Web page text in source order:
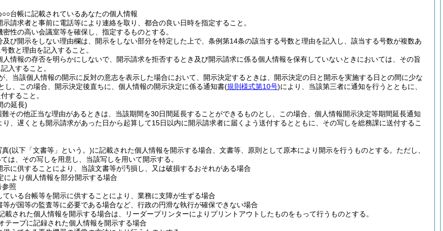
台帳に記載されているあなたの個人情報
示請求者と事前に電話等により連絡を取り、都合の良い日時を指定すること。
性の高い会議室等を確保し、指定するものとする。
及び開示をしない理由欄は、開示をしない部分を特定した上で、条例第14条の該当する号数と理由を記入し、該当する号数が複数あ
数と理由を記入すること。
人情報の存否を明らかにしないで、開示請求を拒否するとき及び開示請求に係る個人情報を保有していないときにおいては、その旨
入すること。
、当該個人情報の開示に反対の意志を表示した場合において、開示決定するときは、開示決定の日と開示を実施する日との間に少な
し、この場合、開示決定後直ちに、個人情報の開示決定に係る通知書(規則様式第10号)により、当該第三者に通知を行うとともに、
すること。
の延長)
その他正当な理由があるときは、当該期間を30日間延長することができるものとし、この場合、個人情報開示決定等期間延長通知
り、遅くとも開示請求があった日から起算して15日以内に開示請求者に届くよう送付するとともに、その写しを総務課に送付するこ
真(以下「文書等」という。)に記載された個人情報を開示する場合、文書等、原則として原本により開示を行うものとする。 ただし、
は、その写しを用意し、当該写しを用いて開示する。
示に供することにより、当該文書等が汚損し、又は破損するおそれがある場合
により個人情報を部分開示する場合
照
ている台帳等を開示に供することにより、業務に支障が生ずる場合
等が国等の監査等に必要である場合など、行政の円滑な執行が確保できない場合
載された個人情報を開示する場合は、リーダープリンターによりプリントアウトしたものをもって行うものとする。
テープに記録された個人情報を開示する場合